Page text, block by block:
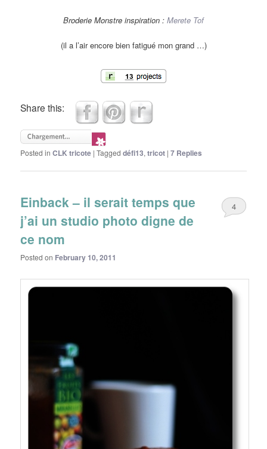
Broderie Monstre inspiration : Merete Tof
(il a l’air encore bien fatigué mon grand …)
Share this:
Posted in CLK tricote |Tagged défi13,tricot |7 Replies
Einback – il serait temps que
j’ai un studio photo digne de
ce nom
Posted on February 10, 2011
4